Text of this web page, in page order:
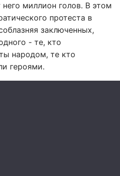
миллион голов. В этом
протеста в
заключенных,
- те, кто
народом, те кто
героями.